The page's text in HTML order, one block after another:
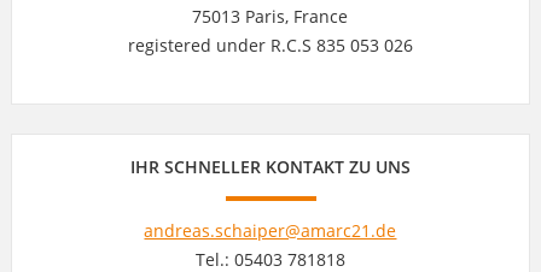
75013 Paris, France
registered under R.C.S 835 053 026
IHR SCHNELLER KONTAKT ZU UNS
andreas.schaiper@amarc21.de
Tel.: 05403 781818